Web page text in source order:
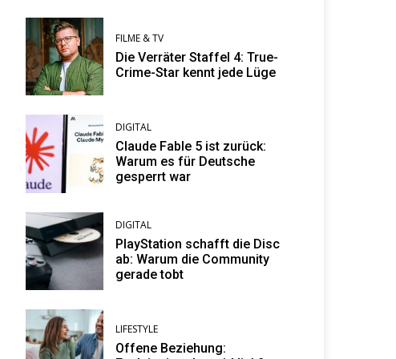
FILME & TV
Die Verräter Staffel 4: True-
Crime-Star kennt jede Lüge
DIGITAL
Claude Fable 5 ist zurück:
Warum es für Deutsche
gesperrt war
DIGITAL
PlayStation schafft die Disc
ab: Warum die Community
gerade tobt
LIFESTYLE
Offene Beziehung: